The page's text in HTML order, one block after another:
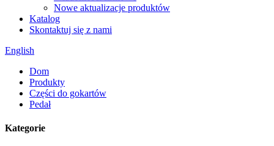
Nowe aktualizacje produktów
Katalog
Skontaktuj się z nami
English
Dom
Produkty
Części do gokartów
Pedał
Kategorie